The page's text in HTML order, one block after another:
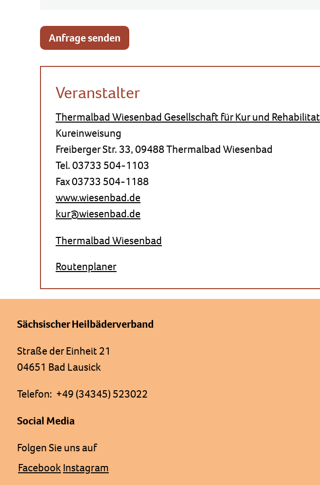
Anfrage senden
Veranstalter
Thermalbad Wiesenbad Gesellschaft für Kur und
Kureinweisung
Freiberger Str. 33, 09488 Thermalbad Wiesenbad
Tel. 03733 504-1103
Fax 03733 504-1188
www.wiesenbad.de
kur@wiesenbad.de
Thermalbad Wiesenbad
Routenplaner
Sächsischer Heilbäderverband
Straße der Einheit 21
04651 Bad Lausick
Telefon: +49 (34345) 523022
Social Media
Folgen Sie uns auf
FacebookInstagram